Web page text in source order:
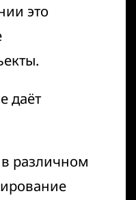
это
даёт
различном